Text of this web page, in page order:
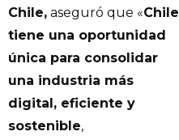
Chile, aseguró que «Chile
tiene una oportunidad
única para consolidar
una industria más
digital, eficiente y
sostenible,